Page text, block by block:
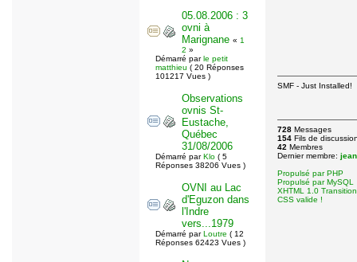
05.08.2006 : 3
ovni à
Marignane « 1
2 »
Démarré parle petit
matthieu ( 20 Réponses
101217 Vues )
Observations
ovnis St-
Eustache,
Québec
31/08/2006
Démarré parKlo ( 5
Réponses 38206 Vues )
OVNI au Lac
d'Eguzon dans
l'Indre
vers...1979
Démarré parLoutre ( 12
Réponses 62423 Vues )
SMF - Just Installed!
728 Messages
154 Fils de
42 Membres
Dernier membre:
Propulsé par PHP
Propulsé par MySQL
XHTML 1.0
CSS valide !